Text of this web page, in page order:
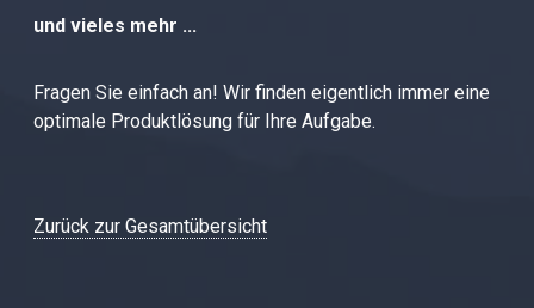
und vieles mehr ...
Fragen Sie einfach an! Wir finden eigentlich immer eine
optimale Produktlösung für Ihre Aufgabe.
Zurück zur Gesamtübersicht